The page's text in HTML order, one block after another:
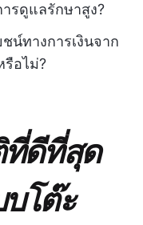
รดูแลรักษาสูง?
น์ทางการเงินจาก
อไม่?
ที่ดีที่สุด
โต๊ะ